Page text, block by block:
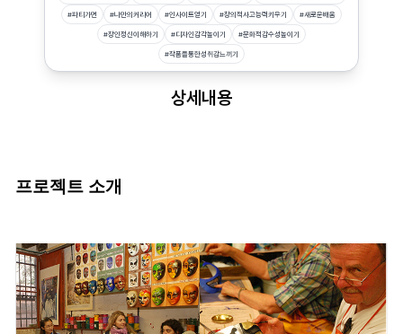
#파티가면 #나만의커리어 #인사이트얻기 #창의적사고능력키우기 #새로운배움
#장인정신이해하기 #디자인감각높이기 #문화적감수성높이기
#작품을통한성취감느끼기
상세내용
프로젝트 소개